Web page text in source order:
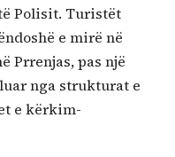
Polisit. Turistët
e mirë në
Prrenjas, pas një
nga strukturat e
e kërkim-